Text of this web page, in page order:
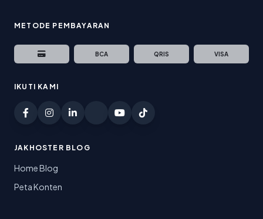
METODE PEMBAYARAN
BCA QRIS VISA
IKUTI KAMI
JAKHOSTER BLOG
Home Blog
Peta Konten